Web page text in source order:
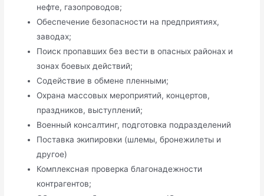
нефте, газопроводов;
Обеспечение безопасности на предприятиях,
заводах;
Поиск пропавших без вести в опасных районах и
зонах боевых действий;
Содействие в обмене пленными;
Охрана массовых мероприятий, концертов,
праздников, выступлений;
Военный консалтинг, подготовка подразделений
Поставка экипировки (шлемы, бронежилеты и
другое)
Комплексная проверка благонадежности
контрагентов;